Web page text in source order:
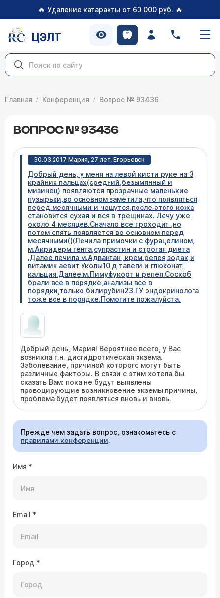
🔥 Удаление катаракты от 60 000 руб. 🔥
ЦЭЛТ
Главная Конференция Вопрос № 93436
ВОПРОС № 93436
30.03.2017 Мария, 27 лет, Егорьевск
Добрый день, у меня на левой кисти руке на 3
крайних пальцах(средний,безымянный и
мизинец) появляются прозрачные маленькие
пузырьки,во основном заметила,что появляться
перед месячными и чешутся,после этого кожа
становится сухая и вся в трещинах. Лечу уже
около 4 месяцев.Сначало все проходит ,но
потом опять появляется во основном перед
месячными(((Лечила примочки с фурацелином,
м.Акридерм гента,супрастин и строгая диета
.Далее лечила м.Адвантан, крем репея,зодак,и
витамин аевит Уколы10 д тавеги и глюконат
кальция.Далее м.Пимуфукорт и репея.Соскоб
брали все в порядке,анализы все в
порядки,только билирубин23.ГУ эндокринолога
тоже все в порядке.Помогите пожалуйста.
Добрый день, Мария! Вероятнее всего, у Вас
возникла т.н. дисгидротическая экзема.
Заболевание, причиной которого могут быть
различные факторы. В связи с этим хотела бы
сказать Вам: пока не будут выявлены
провоцирующие возникновение экземы причины,
проблема будет появляться вновь и вновь.
Прежде чем задать вопрос, ознакомьтесь с
правилами конференции.
Имя *
Email *
Город *